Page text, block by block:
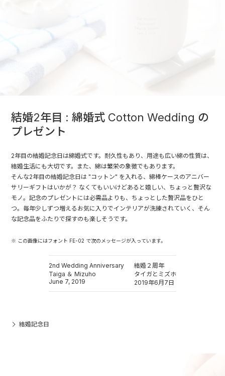
結婚2年目 : 綿婚式 Cotton Wedding の
プレゼント
2年目の結婚記念日は綿婚式です。耐久性もあり、用途も広い綿の性質は、
結婚生活にも大切です。また、綿は繁栄の象徴でもあります。
そんな2年目の結婚記念日は "コットン" を入れる、綿棒ケースのアニバー
サリーギフトはいかが？ なくてもいいけどあると嬉しい、ちょっと贅沢な
モノ。記念のプレゼントには必需品よりも、ちょっとした贅沢品をひと
つ。毎年少しずつ増えるお気に入りでインテリアが洗練されていく、そん
な記念品をふたりで探すのも楽しそうです。
※ この画像にはフォント FE-02 で次のメッセージが入っています。
2nd Wedding Anniversary
Taiga ＆ Mizuho
June 7, 2019
結婚２周年
タイガとミズホ
2019年6月7日
結婚記念日